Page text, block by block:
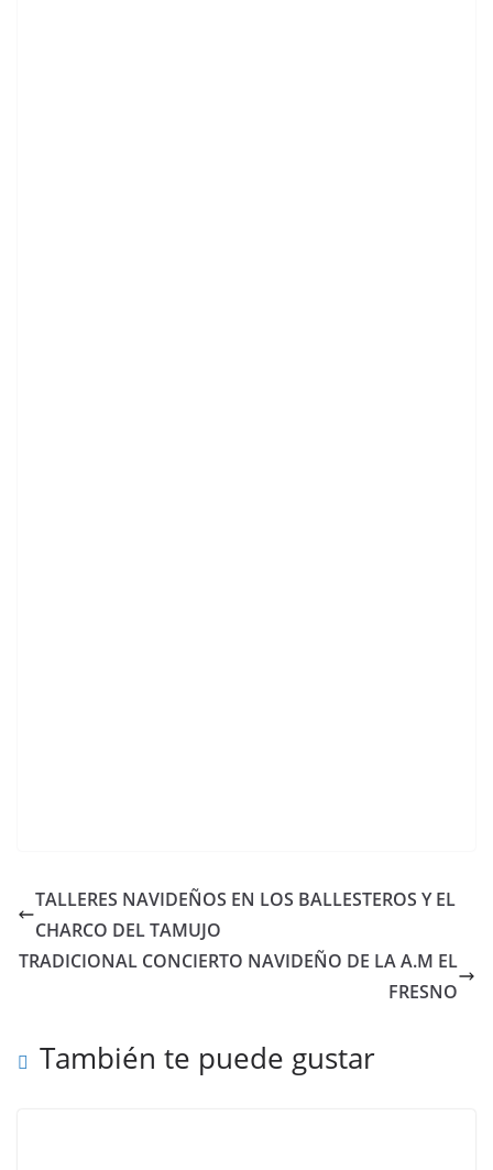
TALLERES NAVIDEÑOS EN LOS BALLESTEROS Y EL
CHARCO DEL TAMUJO
TRADICIONAL CONCIERTO NAVIDEÑO DE LA A.M EL
FRESNO
También te puede gustar